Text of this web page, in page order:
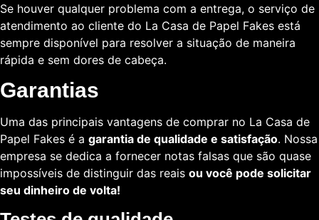
Se houver qualquer problema com a entrega, o serviço de
atendimento ao cliente do La Casa de Papel Fakes está
sempre disponível para resolver a situação de maneira
rápida e sem dores de cabeça.
Garantias
Uma das principais vantagens de comprar no La Casa de
Papel Fakes é a garantia de qualidade e satisfação. Nossa
empresa se dedica a fornecer notas falsas que são quase
impossíveis de distinguir das reais ou você pode solicitar
seu dinheiro de volta!